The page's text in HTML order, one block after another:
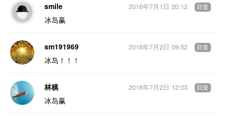
smile
冰岛赢
2016年7月1日 20:12 回复
sm191969
冰岛！！！
2016年7月2日 09:52 回复
林稹
冰岛赢
2016年7月2日 12:03 回复